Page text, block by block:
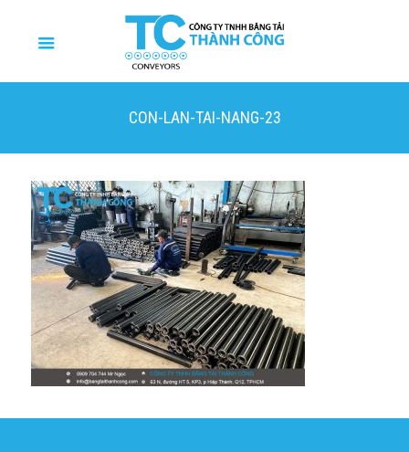
CON-LAN-TAI-NANG-23